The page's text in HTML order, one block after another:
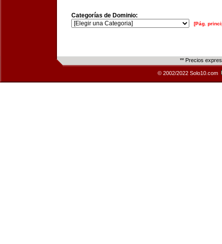
Categorías de Dominio:
[Pág.
** Precios
© 2002/2022 Solo10.com